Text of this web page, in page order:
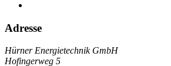
Adresse
Hürner Energietechnik GmbH
Hofingerweg 5